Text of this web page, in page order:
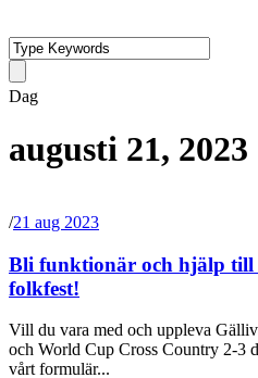
Dag
augusti 21, 2023
/21 aug 2023
Bli funktionär och hjälp till
folkfest!
Vill du vara med och uppleva
och World Cup Cross Country 2-3
vårt formulär...